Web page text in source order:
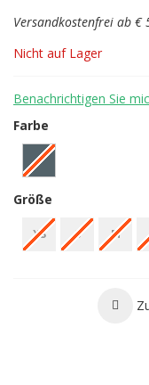
Versandkostenfrei ab €
Nicht auf Lager
Benachrichtigen Sie
Farbe
Größe
XS S M